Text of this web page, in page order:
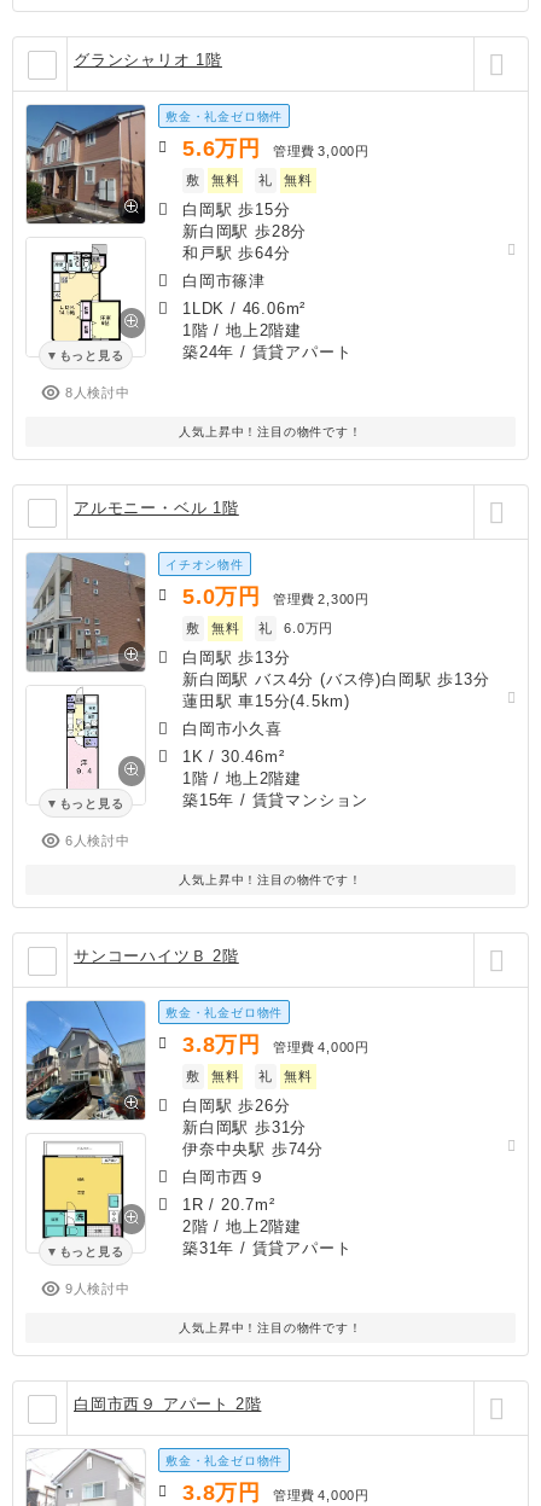
グランシャリオ 1階
もっと見る
8人検討中
敷金・礼金ゼロ物件
5.6万円 管理費 3,000円
敷
無料 礼 無料
白岡駅 歩15分
新白岡駅 歩28分
和戸駅 歩64分
白岡市篠津
1LDK / 46.06m²
1階 / 地上2階建
築24年 / 賃貸アパート
人気上昇中！注目の物件です！
アルモニー・ベル 1階
もっと見る
6人検討中
イチオシ物件
5.0万円 管理費 2,300円
敷
無料 礼 6.0万円
白岡駅 歩13分
新白岡駅 バス4分 (バス停)白岡駅 歩13分
蓮田駅 車15分(4.5km)
白岡市小久喜
1K /30.46m²
1階 / 地上2階建
築15年 / 賃貸マンション
人気上昇中！注目の物件です！
サンコーハイツＢ 2階
もっと見る
9人検討中
敷金・礼金ゼロ物件
3.8万円 管理費 4,000円
敷
無料 礼 無料
白岡駅 歩26分
新白岡駅 歩31分
伊奈中央駅 歩74分
白岡市西９
1R / 20.7m²
2階 / 地上2階建
築31年 / 賃貸アパート
人気上昇中！注目の物件です！
白岡市西９ アパート 2階
敷金・礼金ゼロ物件
3.8万円 管理費 4,000円